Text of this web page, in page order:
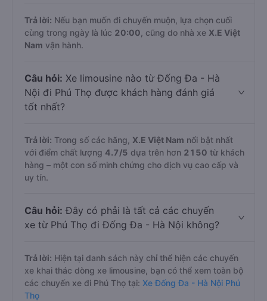
Trả lời: Nếu bạn muốn đi chuyến muộn, lựa chọn cuối
cùng trong ngày là lúc 20:00 , cũng do nhà xe X.E Việt
Nam vận hành.
Câu hỏi: Xe limousine nào từ Đống Đa - Hà
Nội đi Phú Thọ được khách hàng đánh giá
tốt nhất?
Trả lời: Trong số các hãng, X.E Việt Nam nổi bật nhất
với điểm chất lượng 4.7/5 dựa trên hơn 2150 từ khách
hàng – một con số minh chứng cho dịch vụ cao cấp và
uy tín.
Câu hỏi: Đây có phải là tất cả các chuyến
xe từ Phú Thọ đi Đống Đa - Hà Nội không?
Trả lời: Hiện tại danh sách này chỉ thể hiện các chuyến
xe khai thác dòng xe limousine, bạn có thể xem toàn bộ
các chuyến xe đi Phú Thọ tại: Xe Đống Đa - Hà Nội Phú
Thọ